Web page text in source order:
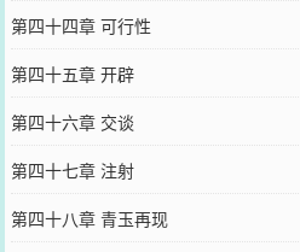
第四十四章 可行性
第四十五章 开辟
第四十六章 交谈
第四十七章 注射
第四十八章 青玉再现